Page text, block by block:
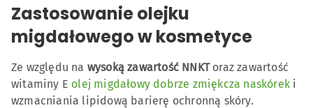
Zastosowanie olejku
migdałowego w kosmetyce
Ze względu na wysoką zawartość NNKToraz zawartość
witaminy E olej migdałowy dobrze zmiękcza naskórek i
wzmacniania lipidową barierę ochronną skóry.